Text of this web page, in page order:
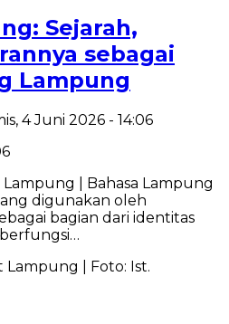
Sejarah,
sebagai
Lampung
4 Juni 2026 - 14:06
| Bahasa Lampung
digunakan oleh
bagian dari identitas